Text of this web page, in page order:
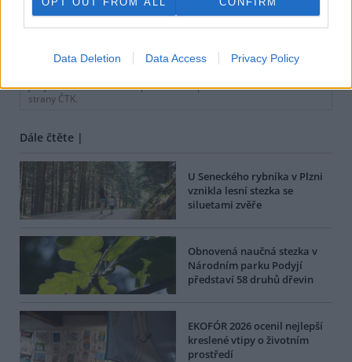
Data Deletion Data Access Privacy Policy
BEZK využívá agenturní zpravodajství ČTK, která si vyhrazuje
je výslovně zakázáno bez předchozího písemného souhlasu ze
strany ČTK.
Dále čtěte |
U Seneckého rybníka v Plzni
vznikla lesní stezka se
siluetami zvěře
Obnovená naučná stezka v
Národním parku Podyjí
představí 58 druhů dřevin
EKOFÓR 2026 ocenil nejlepší
kreslené vtipy o životním
prostředí